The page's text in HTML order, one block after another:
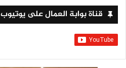
قناة بوابة العمال على يوتيوب